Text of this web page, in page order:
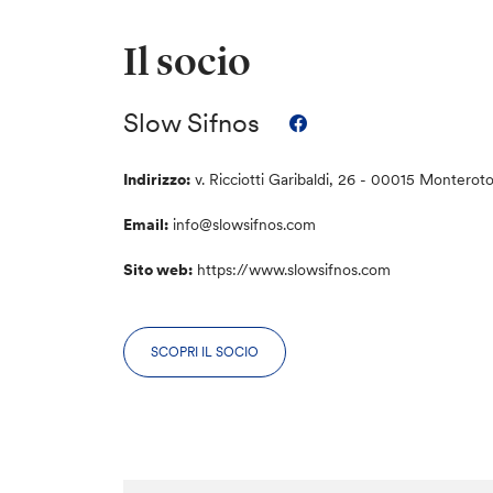
Il socio
Slow Sifnos
Indirizzo: v. Ricciotti Garibaldi, 26 - 00015
Email: info@slowsifnos.com
Sito web: https://www.slowsifnos.com
SCOPRI IL SOCIO